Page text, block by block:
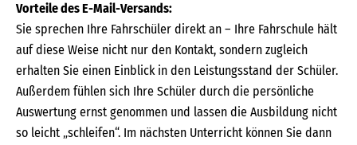
Vorteile des E-Mail-Versands:
Sie sprechen Ihre Fahrschüler direkt an – Ihre Fahrschule hält
auf diese Weise nicht nur den Kontakt, sondern zugleich
erhalten Sie einen Einblick in den Leistungsstand der Schüler.
Außerdem fühlen sich Ihre Schüler durch die persönliche
Auswertung ernst genommen und lassen die Ausbildung nicht
so leicht „schleifen“. Im nächsten Unterricht können Sie dann